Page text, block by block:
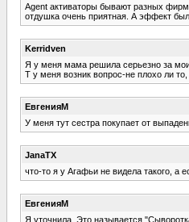
Agent активаторы бывают разных
отдушка очень приятная. А эффект
Kerridven
Я у меня мама решила серьезно за
Т у меня возник вопрос-не плохо ли
ЕвгенияМ
У меня тут сестра покупает от
JanaTX
что-то я у Агафьи не видела такого, а
ЕвгенияМ
Я уточнила. Это называется